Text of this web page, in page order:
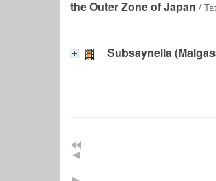
the Outer Zone of Japan /
Subsaynella